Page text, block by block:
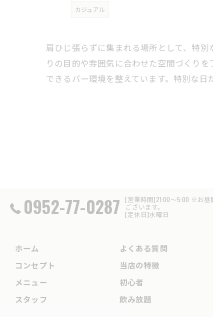
カジュアル
肩ひじ張らずに集まれる場所として、特
りの目的や雰囲気に合わせた空間づくり
できるバー環境を整えています。特別な
0952-77-0287 [営業時間]21:00～5:00 ※お
ございます。
[定休日]水曜日
ホーム
コンセプト
メニュー
スタッフ
よくある質問
当店の特徴
初心者
飲み放題